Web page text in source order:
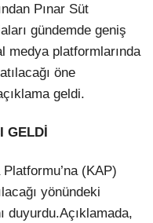
Pınar Süt
gündemde geniş
medya platformlarında
öne
geldi.
GELDİ
(KAP)
yönündeki
duyurdu.Açıklamada,